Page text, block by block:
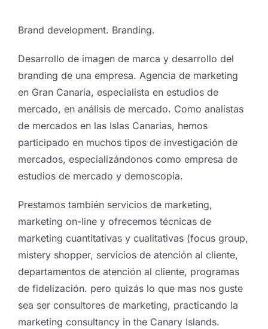
Brand development. Branding.
Desarrollo de imagen de marca y desarrollo del
branding de una empresa. Agencia de marketing
en Gran Canaria, especialista en estudios de
mercado, en análisis de mercado. Como analistas
de mercados en las Islas Canarias, hemos
participado en muchos tipos de investigación de
mercados, especializándonos como empresa de
estudios de mercado y demoscopia.
Prestamos también servicios de marketing,
marketing on-line y ofrecemos técnicas de
marketing cuantitativas y cualitativas (focus group,
mistery shopper, servicios de atención al cliente,
departamentos de atención al cliente, programas
de fidelización. pero quizás lo que mas nos guste
sea ser consultores de marketing, practicando la
marketing consultancy in the Canary Islands.
Estudio de marketing
Relacional de Mediapost
PorEureka Marketing | abril 13, 2020 | Agencia de